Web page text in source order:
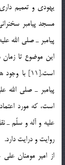
يهودي و تعميم
مسجد پيامبر
پيامبر ـ صلي الله
اين موضوع تا زمان
است.[11] با
پيامبر ـ صلي الله
است، كه مورد
عليه و آله و سلّم ـ
روايت و درايت دارد.
از امير مومنان